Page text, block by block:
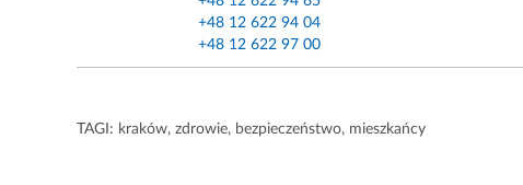
+48 12 622 94 04
+48 12 622 97 00
TAGI: kraków, zdrowie, bezpieczeństwo, mieszkańcy